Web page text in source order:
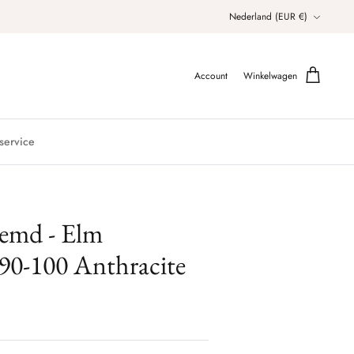
Valuta
Nederland (EUR €)
Account Winkelwagen
- Elm
100 Anthracite